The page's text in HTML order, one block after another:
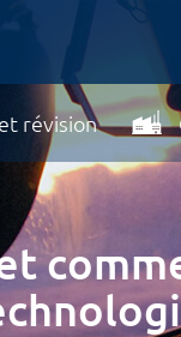
révision